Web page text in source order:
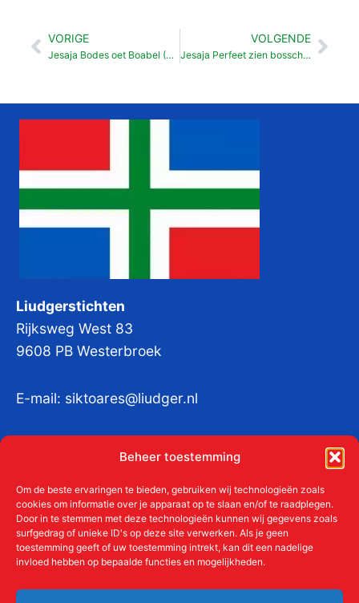
Beheer toestemming
Om de beste ervaringen te bieden, gebruiken wij technologieën zoals
cookies om informatie over je apparaat op te slaan en/of te raadplegen.
Door in te stemmen met deze technologieën kunnen wij gegevens zoals
surfgedrag of unieke ID's op deze site verwerken. Als je geen
toestemming geeft of uw toestemming intrekt, kan dit een nadelige
invloed hebben op bepaalde functies en mogelijkheden.
Vorige
VORIGE
Jesaja Bodes oet Boabel (39: 1- 8)
VOLGENDE
Jesaja Perfeet zien bosschop
Liudgerstichten
Rijksweg West 83
9608 PB Westerbroek
E-mail: siktoares@liudger.nl
KvKnr:41011712
Meer over de Liudgerstichten
Aanmelden als donateur